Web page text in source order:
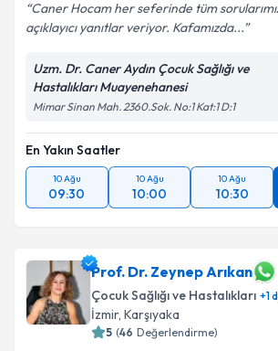
Caner Hocam her seferinde tüm
açıklayıcı yanıtlar veriyor. Kafamızda...
Uzm. Dr. Caner Aydın Çocuk Sağlığı ve
Hastalıkları Muayenehanesi
Mimar Sinan Mah. 2360.Sok. No:1 Kat:1 D:1
En Yakın Saatler
10 Ağu
09:30
10 Ağu
10:00
10 Ağu
10:30
Prof. Dr. Zeynep Arıkan
Çocuk Sağlığı ve Hastalıkları +1
İzmir, Karşıyaka
5 (46 Değerlendirme)